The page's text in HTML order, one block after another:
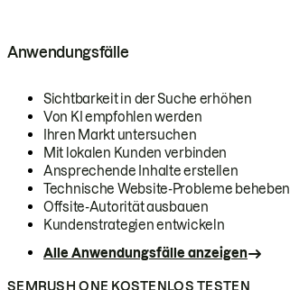
Anwendungsfälle
Sichtbarkeit in der Suche erhöhen
Von KI empfohlen werden
Ihren Markt untersuchen
Mit lokalen Kunden verbinden
Ansprechende Inhalte erstellen
Technische Website-Probleme beheben
Offsite-Autorität ausbauen
Kundenstrategien entwickeln
Alle Anwendungsfälle anzeigen
SEMRUSH ONE KOSTENLOS TESTEN